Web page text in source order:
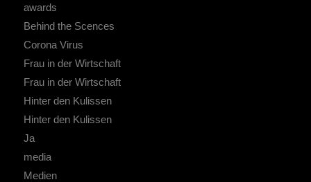
awards
Behind the Scences
Corona Virus
Frau in der Wirtschaft
Frau in der Wirtschaft
Hinter den Kulissen
Hinter den Kulissen
Ja
media
Medien